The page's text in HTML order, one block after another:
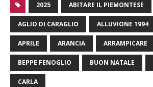
2025 ABITARE IL PIEMONTESE
AGLIO DI CARAGLIO ALLUVIONE 1994
APRILE ARANCIA ARRAMPICARE
BEPPE FENOGLIO BUON NATALE
CARLA